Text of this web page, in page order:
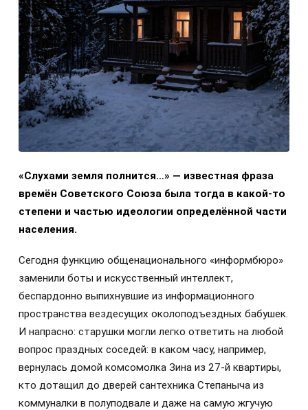
«Слухами земля полнится…» — известная фраза
времён Советского Союза была тогда в какой-то
степени и частью идеологии определённой части
населения.
Сегодня функцию общенационального «информбюро»
заменили боты и искусственный интеллект,
беспардонно выпихнувшие из информационного
пространства вездесущих околоподъездных бабушек.
И напрасно: старушки могли легко ответить на любой
вопрос праздных соседей: в каком часу, например,
вернулась домой комсомолка Зина из 27-й квартиры,
кто дотащил до дверей сантехника Степаныча из
коммуналки в полуподвале и даже на самую жгучую